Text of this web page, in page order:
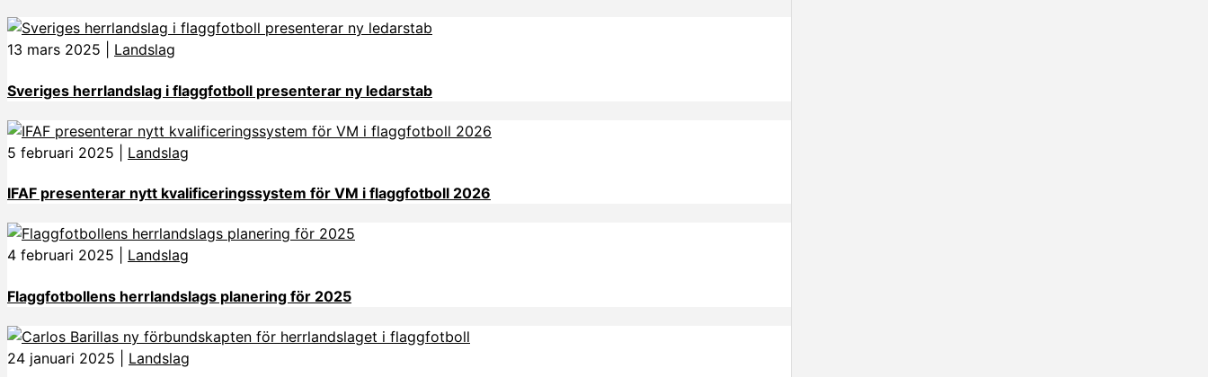
13 mars 2025 Landslag
Sveriges herrlandslag i flaggfotboll presenterar ny ledarstab
5 februari 2025 Landslag
IFAF presenterar nytt kvalificeringssystem för VM i flaggfotboll 2026
4 februari 2025 Landslag
Flaggfotbollens herrlandslags planering för 2025
24 januari 2025 Landslag